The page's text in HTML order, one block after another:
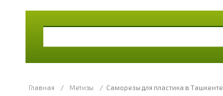
Главная / Метизы / Саморезы для пластика в Ташкенте